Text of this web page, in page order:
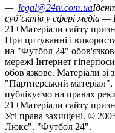
— legal@24tv.com.ua
суб’єктів у сфері медіа —
21+Матеріали сайту
При цитуванні і
на "Футбол 24"
мережі Інтернет
обов'язкове. Матеріали
"Партнерський
публікуємо на правах
21+Матеріали сайту
Усi права захищенi. ©
Люкс". "Футбол 24".